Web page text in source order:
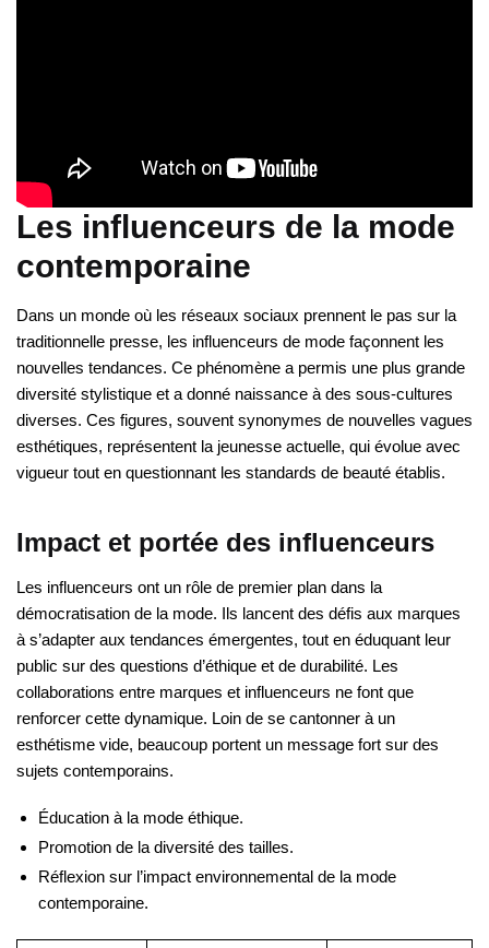
Les influenceurs de la mode
contemporaine
Dans un monde où les réseaux sociaux prennent le pas sur la
traditionnelle presse, les influenceurs de mode façonnent les
nouvelles tendances. Ce phénomène a permis une plus grande
diversité stylistique et a donné naissance à des sous-cultures
diverses. Ces figures, souvent synonymes de nouvelles vagues
esthétiques, représentent la jeunesse actuelle, qui évolue avec
vigueur tout en questionnant les standards de beauté établis.
Impact et portée des influenceurs
Les influenceurs ont un rôle de premier plan dans la
démocratisation de la mode. Ils lancent des défis aux marques
à s’adapter aux tendances émergentes, tout en éduquant leur
public sur des questions d’éthique et de durabilité. Les
collaborations entre marques et influenceurs ne font que
renforcer cette dynamique. Loin de se cantonner à un
esthétisme vide, beaucoup portent un message fort sur des
sujets contemporains.
Éducation à la mode éthique.
Promotion de la diversité des tailles.
Réflexion sur l’impact environnemental de la mode
contemporaine.